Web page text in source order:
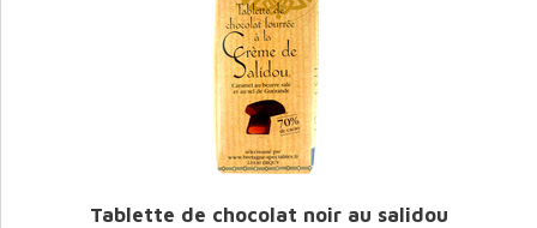
Tablette de chocolat noir au salidou